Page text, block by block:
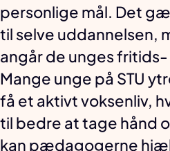
personlige mål. Det
til selve uddannelsen,
angår de unges
Mange unge på STU
få et aktivt voksenliv,
til bedre at tage hånd
kan pædagogerne